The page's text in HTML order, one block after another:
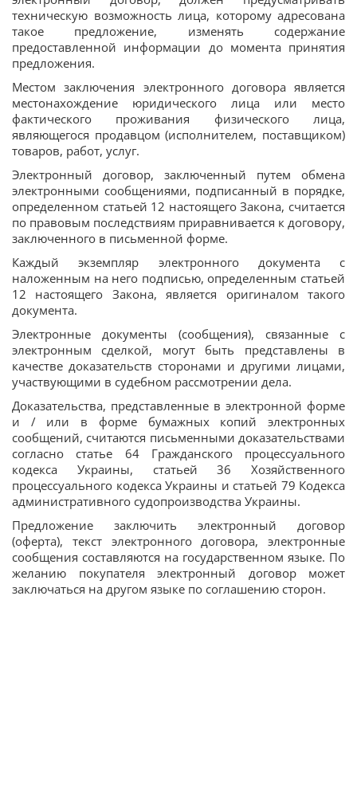
техническую возможность лица, которому адресована
такое предложение, изменять содержание
предоставленной информации до момента принятия
предложения.
Местом заключения электронного договора является
местонахождение юридического лица или место
фактического проживания физического лица,
являющегося продавцом (исполнителем, поставщиком)
товаров, работ, услуг.
Электронный договор, заключенный путем обмена
электронными сообщениями, подписанный в порядке,
определенном статьей 12 настоящего Закона, считается
по правовым последствиям приравнивается к договору,
заключенного в письменной форме.
Каждый экземпляр электронного документа с
наложенным на него подписью, определенным статьей
12 настоящего Закона, является оригиналом такого
документа.
Электронные документы (сообщения), связанные с
электронным сделкой, могут быть представлены в
качестве доказательств сторонами и другими лицами,
участвующими в судебном рассмотрении дела.
Доказательства, представленные в электронной форме
и / или в форме бумажных копий электронных
сообщений, считаются письменными доказательствами
согласно статье 64 Гражданского процессуального
кодекса Украины, статьей 36 Хозяйственного
процессуального кодекса Украины и статьей 79 Кодекса
административного судопроизводства Украины.
Предложение заключить электронный договор
(оферта), текст электронного договора, электронные
сообщения составляются на государственном языке. По
желанию покупателя электронный договор может
заключаться на другом языке по соглашению сторон.